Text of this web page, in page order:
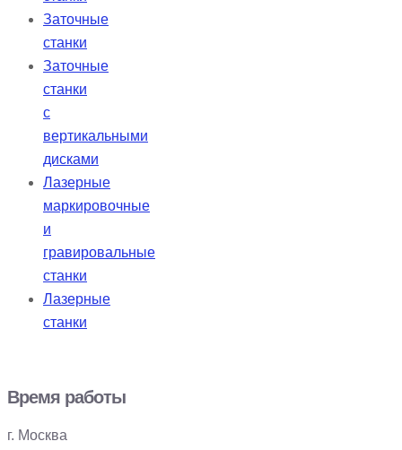
Заточные
станки
Заточные
станки
с
вертикальными
дисками
Лазерные
маркировочные
и
гравировальные
станки
Лазерные
станки
Время работы
г. Москва